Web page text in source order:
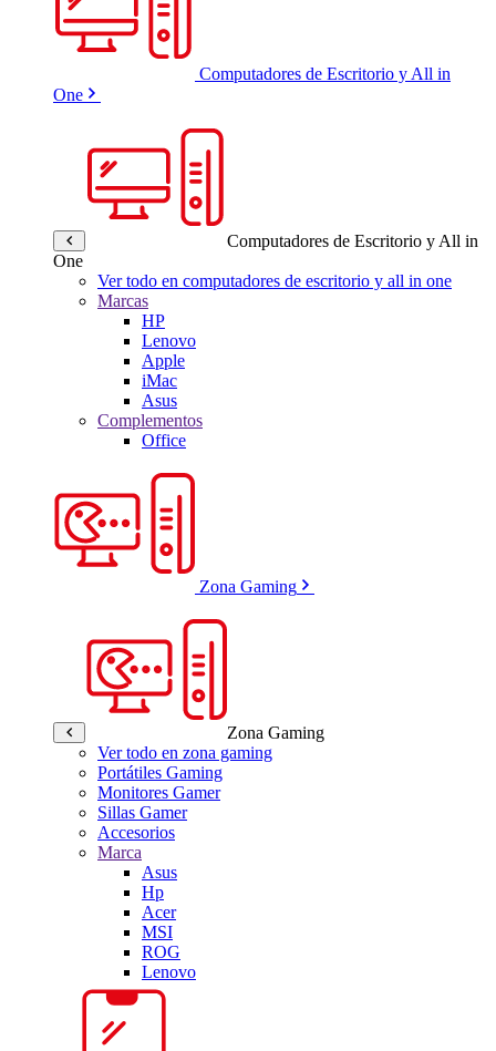
Computadores de Escritorio y All in
One
Computadores de Escritorio y All in
One
Ver todo en computadores de escritorio y all in one
Marcas
HP
Lenovo
Apple
iMac
Asus
Complementos
Office
Zona Gaming
Zona Gaming
Ver todo en zona gaming
Portátiles Gaming
Monitores Gamer
Sillas Gamer
Accesorios
Marca
Asus
Hp
Acer
MSI
ROG
Lenovo